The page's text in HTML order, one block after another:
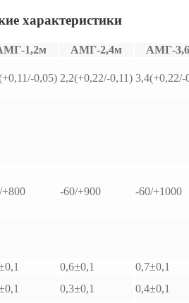
характеристики
1,2м АМГ-2,4м
АМГ-
0,05) 2,2(+0,22/-0,11) 3,4(+0,22/-
+800 -60/+900 -60/+1000
0,6±0,1
0,7±0,1
0,3±0,1
0,4±0,1